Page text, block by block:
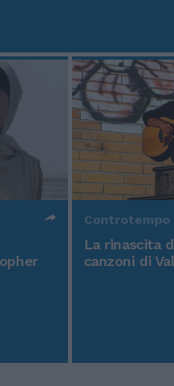
Controtempo
La rinascita
canzoni di